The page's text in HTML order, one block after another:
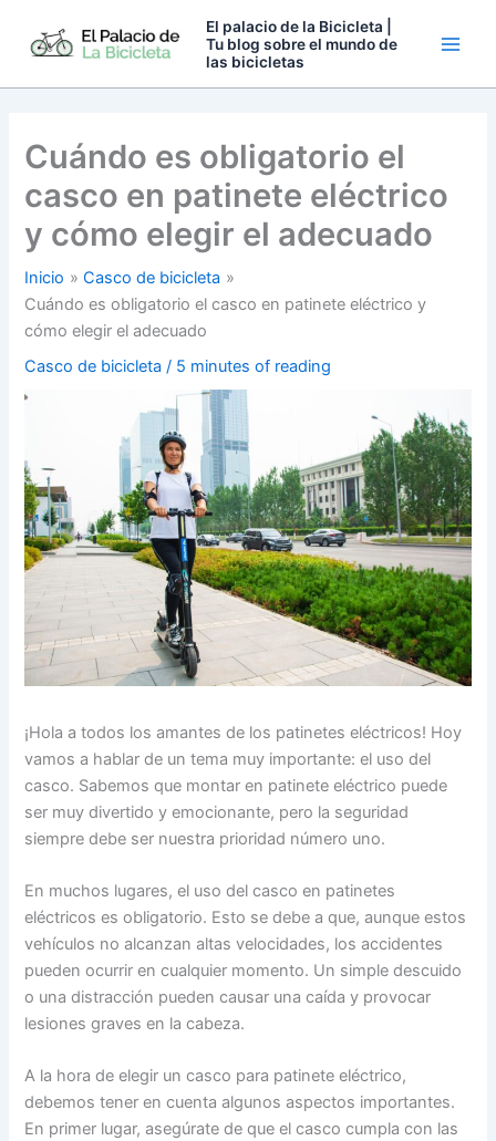
El palacio de la Bicicleta |
Tu blog sobre el mundo de
las bicicletas
Cuándo es obligatorio el
casco en patinete eléctrico
y cómo elegir el adecuado
Inicio
Casco de bicicleta
Cuándo es obligatorio el casco en patinete eléctrico y
cómo elegir el adecuado
Casco de bicicleta / 5 minutes of reading
¡Hola a todos los amantes de los patinetes eléctricos! Hoy
vamos a hablar de un tema muy importante: el uso del
casco. Sabemos que montar en patinete eléctrico puede
ser muy divertido y emocionante, pero la seguridad
siempre debe ser nuestra prioridad número uno.
En muchos lugares, el uso del casco en patinetes
eléctricos es obligatorio. Esto se debe a que, aunque estos
vehículos no alcanzan altas velocidades, los accidentes
pueden ocurrir en cualquier momento. Un simple descuido
o una distracción pueden causar una caída y provocar
lesiones graves en la cabeza.
A la hora de elegir un casco para patinete eléctrico,
debemos tener en cuenta algunos aspectos importantes.
En primer lugar, asegúrate de que el casco cumpla con las